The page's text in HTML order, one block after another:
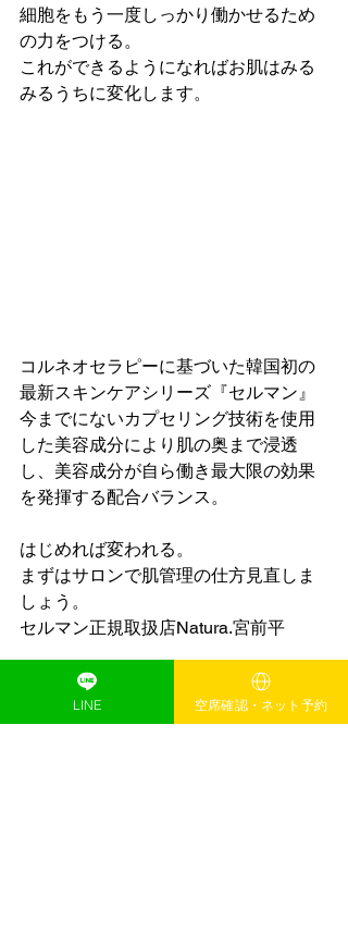
細胞をもう一度しっかり働かせるため
の力をつける。
これができるようになればお肌はみる
みるうちに変化します。
コルネオセラピーに基づいた韓国初の
最新スキンケアシリーズ『セルマン』
今までにないカプセリング技術を使用
した美容成分により肌の奥まで浸透
し、美容成分が自ら働き最大限の効果
を発揮する配合バランス。
はじめれば変われる。
まずはサロンで肌管理の仕方見直しま
しょう。
セルマン正規取扱店Natura.宮前平
https://beauty.hotpepper.jp/kr/slnH00060
LINE 空席確認・ネット予約